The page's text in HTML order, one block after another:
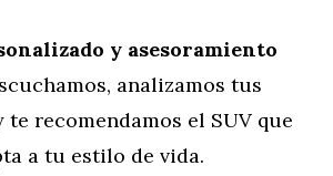
y asesoramiento
analizamos tus
te recomendamos el SUV que
a tu estilo de vida.